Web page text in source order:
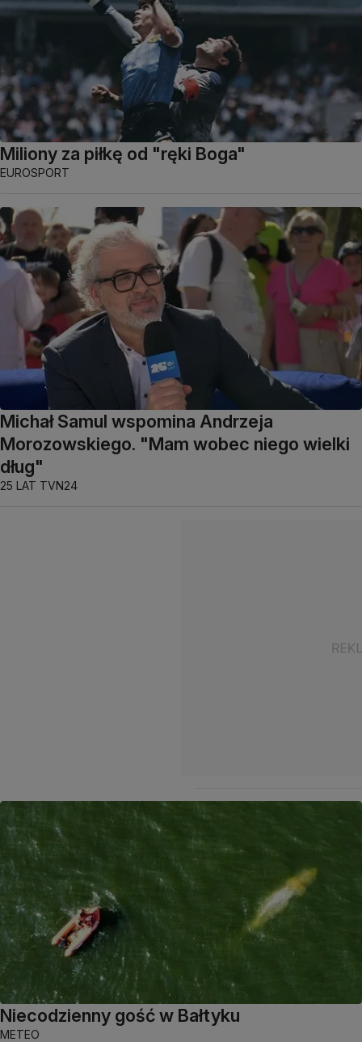
Miliony za piłkę od "ręki Boga"
EUROSPORT
Michał Samul wspomina Andrzeja
Morozowskiego. "Mam wobec niego wielki
dług"
25 LAT TVN24
Niecodzienny gość w Bałtyku
METEO